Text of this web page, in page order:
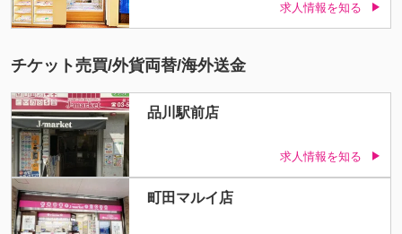
求人情報を知る
チケット売買/外貨両替/海外送金
品川駅前店
求人情報を知る
町田マルイ店